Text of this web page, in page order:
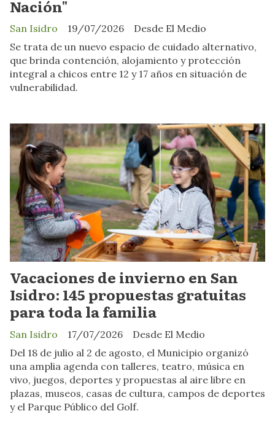
Nación"
Desde El Medio
San Isidro
19/07/2026
Se trata de un nuevo espacio de cuidado alternativo,
que brinda contención, alojamiento y protección
integral a chicos entre 12 y 17 años en situación de
vulnerabilidad.
Vacaciones de invierno en San
Isidro: 145 propuestas gratuitas
para toda la familia
Desde El Medio
San Isidro
17/07/2026
Del 18 de julio al 2 de agosto, el Municipio organizó
una amplia agenda con talleres, teatro, música en
vivo, juegos, deportes y propuestas al aire libre en
plazas, museos, casas de cultura, campos de deportes
y el Parque Público del Golf.